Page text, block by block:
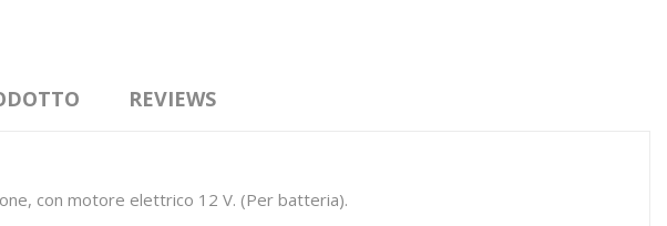
REVIEWS
con motore elettrico 12 V. (Per batteria).